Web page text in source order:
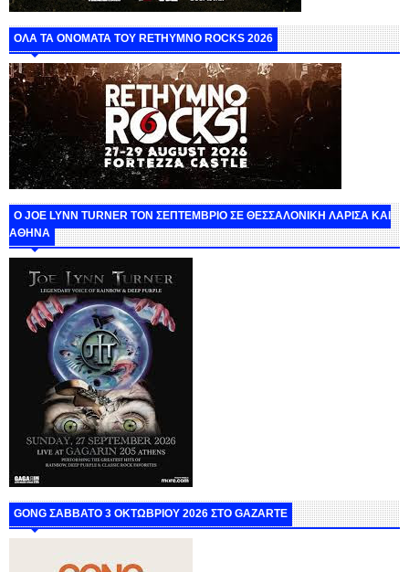
ΟΛΑ ΤΑ ΟΝΟΜΑΤΑ ΤΟΥ RETHYMNO ROCKS 2026
O JOE LYNN TURNER ΤΟΝ ΣΕΠΤΕΜΒΡΙΟ ΣΕ ΘΕΣΣΑΛΟΝΙΚΗ ΛΑΡΙΣΑ ΚΑΙ
ΑΘΗΝΑ
GONG ΣΑΒΒΑΤΟ 3 ΟΚΤΩΒΡΙΟΥ 2026 ΣΤΟ GAZARTE